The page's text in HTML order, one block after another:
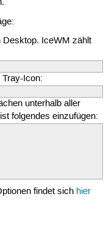
Desktop. IceWM zählt
Icon:
unterhalb aller
folgendes einzufügen:
findet sich hier